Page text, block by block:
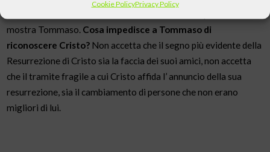
Cookie PolicyPrivacy Policy
mostra Tommaso. Cosa impedisce a Tommaso di
riconoscere Cristo? Non accetta che il segno più evidente della
Resurrezione di Cristo sia la faccia dei suoi amici, non accetta
che il tramite fragile a cui Cristo affida l’ annuncio della sua
resurrezione, sia il cambiamento di persone che non erano
migliori di lui.